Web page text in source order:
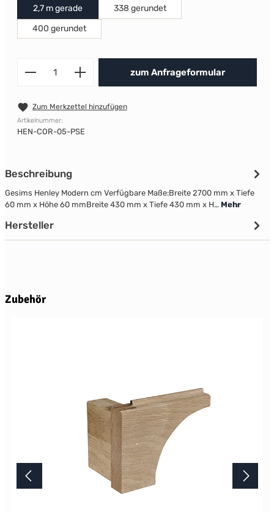
2,7 m gerade
338 gerundet
400 gerundet
Produkt Anzahl: Gib den
zum Anfrageformular
Zum Merkzettel hinzufügen
Artikelnummer:
HEN-COR-05-PSE
Beschreibung
Gesims Henley Modern cm Verfügbare Maße:Breite 2700 mm x Tiefe
60 mm x Höhe 60 mmBreite 430 mm x Tiefe 430 mm x H… Mehr
Hersteller
Produktgalerie überspringen
Zubehör